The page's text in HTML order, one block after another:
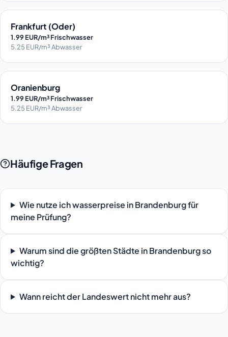
Frankfurt (Oder)
1.99 EUR/m³ Frischwasser
5.25 EUR/m³ Abwasser
Oranienburg
1.99 EUR/m³ Frischwasser
5.25 EUR/m³ Abwasser
Häufige Fragen
Wie nutze ich wasserpreise in Brandenburg für
meine Prüfung?
Warum sind die größten Städte in Brandenburg so
wichtig?
Wann reicht der Landeswert nicht mehr aus?